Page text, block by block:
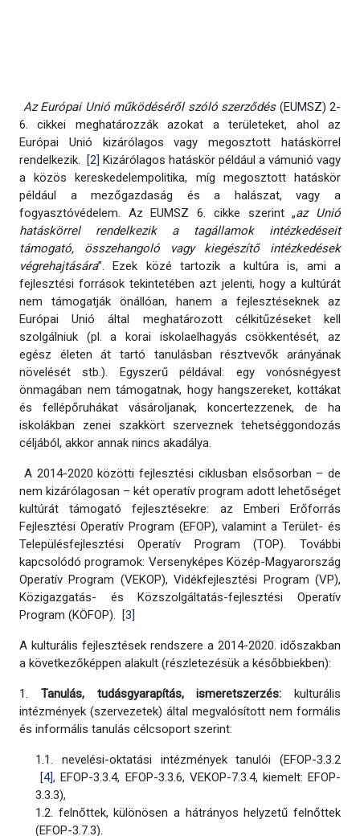
Az Európai Unió működéséről szóló szerződés(EUMSZ) 2-
6. cikkei meghatározzák azokat a területeket, ahol az
Európai Unió kizárólagos vagy megosztott hatáskörrel
rendelkezik.
[2] Kizárólagos hatáskör például a vámunió vagy
a közös kereskedelempolitika, míg megosztott hatáskör
például a mezőgazdaság és a halászat, vagy a
fogyasztóvédelem. Az EUMSZ 6. cikke szerint „az Unió
hatáskörrel rendelkezik a tagállamok intézkedéseit
támogató, összehangoló vagy kiegészítő intézkedések
végrehajtására”. Ezek közé tartozik a kultúra is, ami a
fejlesztési források tekintetében azt jelenti, hogy a kultúrát
nem támogatják önállóan, hanem a fejlesztéseknek az
Európai Unió által meghatározott célkitűzéseket kell
szolgálniuk (pl. a korai iskolaelhagyás csökkentését, az
egész életen át tartó tanulásban résztvevők arányának
növelését stb.). Egyszerű példával: egy vonósnégyest
önmagában nem támogatnak, hogy hangszereket, kottákat
és fellépőruhákat vásároljanak, koncertezzenek, de ha
iskolákban zenei szakkört szerveznek tehetséggondozás
céljából, akkor annak nincs akadálya.
A 2014-2020 közötti fejlesztési ciklusban elsősorban – de
nem kizárólagosan – két operatív program adott lehetőséget
kultúrát támogató fejlesztésekre: az Emberi Erőforrás
Fejlesztési Operatív Program (EFOP), valamint a Terület- és
Településfejlesztési Operatív Program (TOP). További
kapcsolódó programok: Versenyképes Közép-Magyarország
Operatív Program (VEKOP), Vidékfejlesztési Program (VP),
Közigazgatás- és Közszolgáltatás-fejlesztési Operatív
Program (KÖFOP).
[3]
A kulturális fejlesztések rendszere a 2014-2020. időszakban
a következőképpen alakult (részletezésük a későbbiekben):
1. Tanulás, tudásgyarapítás, ismeretszerzés: kulturális
intézmények (szervezetek) által megvalósított nem formális
és informális tanulás célcsoport szerint:
1.1. nevelési-oktatási intézmények tanulói (EFOP-3.3.2
[4],EFOP-3.3.4, EFOP-3.3.6, VEKOP-7.3.4, kiemelt: EFOP-
3.3.3),
1.2. felnőttek, különösen a hátrányos helyzetű felnőttek
(EFOP-3.7.3).